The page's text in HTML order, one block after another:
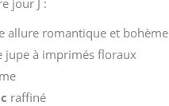
allure romantique et bohème
jupe à imprimés floraux
raffiné